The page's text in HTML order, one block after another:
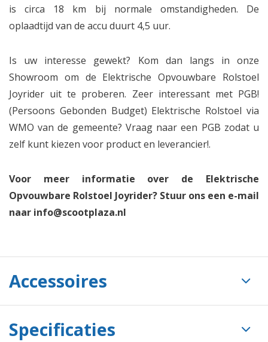
is circa 18 km bij normale omstandigheden. De
oplaadtijd van de accu duurt 4,5 uur.
Is uw interesse gewekt? Kom dan langs in onze
Showroom om de Elektrische Opvouwbare Rolstoel
Joyrider uit te proberen. Zeer interessant met PGB!
(Persoons Gebonden Budget) Elektrische Rolstoel via
WMO van de gemeente? Vraag naar een PGB zodat u
zelf kunt kiezen voor product en leverancier!.
Voor meer informatie over de Elektrische
Opvouwbare Rolstoel Joyrider? Stuur ons een e-mail
naar info@scootplaza.nl
Accessoires
Specificaties